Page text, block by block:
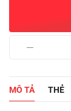
Ruijie
ES05G
|
MÔ TẢ THẺ